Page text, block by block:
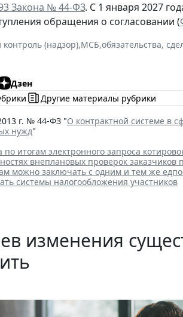
Закона № 44-ФЗ. С 1 января 2027
обращения о согласовании (
(надзор),МСБ,обязательства,
Дзен
Другие материалы рубрики
г. № 44-ФЗ "О контрактной системе в
нужд"
итогам электронного запроса
внеплановых проверок заказчиков
можно заключать с одним и тем же
системы налогообложения участников
изменения